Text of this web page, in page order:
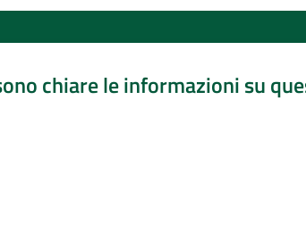
chiare le informazioni su